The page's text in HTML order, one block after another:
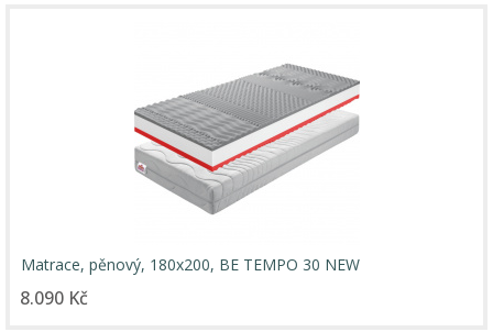
Matrace, pěnový, 180x200, BE TEMPO 30 NEW
8.090 Kč